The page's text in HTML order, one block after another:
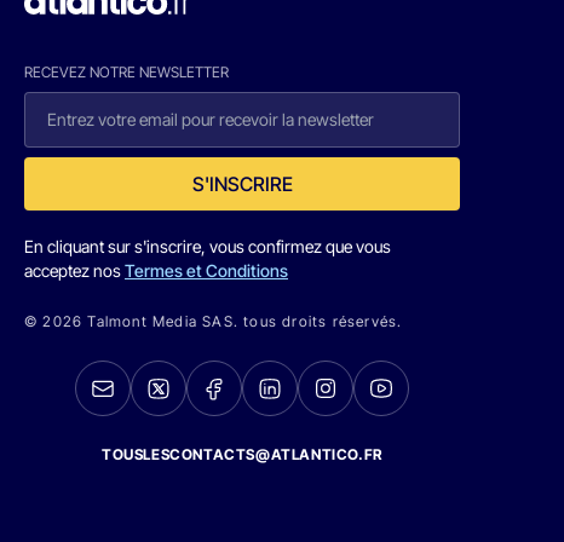
RECEVEZ NOTRE NEWSLETTER
S'INSCRIRE
En cliquant sur s'inscrire, vous confirmez que vous
acceptez nosTermes et Conditions
© 2026 Talmont Media SAS. tous droits réservés.
TOUSLESCONTACTS@ATLANTICO.FR